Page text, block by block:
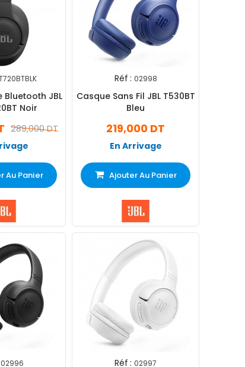
Bluetooth JBL
Noir
289,000 DT
Au Panier
Réf : 02998
Casque Sans Fil JBL T530BT
Bleu
219,000 DT
En Arrivage
Ajouter Au Panier
02996 Réf : 02997